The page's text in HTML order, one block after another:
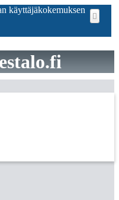
käyttäjäkokemuksen